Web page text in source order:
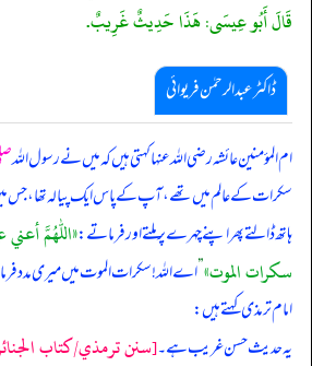
قَالَ أَبُو عِيسَى: هَذَا حَدِيثٌ غَرِيبٌ.
ڈاکٹر عبدالرحمٰن فریوائی
ام المؤمنین عائشہ رضی الله عنہا کہتی ہیں کہمیں نے رسول اللہ
سکرات کے عالم میں تھے، آپ کے پاس ایک پیالہ تھا، جس
ہاتھ ڈالتے پھر اپنے چہرے پر ملتے اور فرماتے:«اللهم
سكرات الموت»”اے اللہ! سکرات الموت میں میری مدد فرما
امام ترمذی کہتے ہیں:
یہ حدیث حسن غریب ہے۔[سنن ترمذي/كتاب